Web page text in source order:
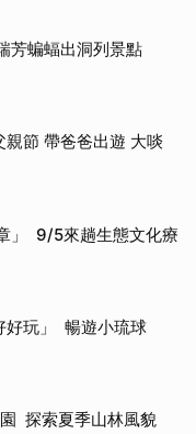
芳蝙蝠出洞列景點
節 帶爸爸出遊 大啖
」 9/5來趟生態文化療
好玩」 暢遊小琉球
探索夏季山林風貌